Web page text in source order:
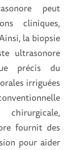
peut
cliniques,
la biopsie
ultrasonore
précis du
irriguées
fournit des
pour aider